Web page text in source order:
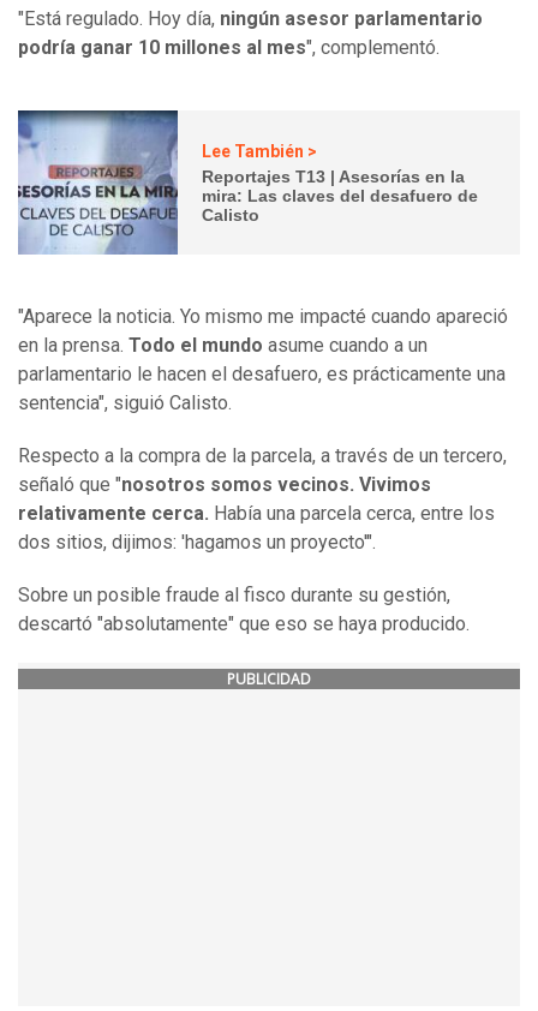
"Está regulado. Hoy día, ningún asesor parlamentario
podría ganar 10 millones al mes", complementó.
Lee También >
Reportajes T13 | Asesorías en la
mira: Las claves del desafuero de
Calisto
"Aparece la noticia. Yo mismo me impacté cuando apareció
en la prensa. Todo el mundo asume cuando a un
parlamentario le hacen el desafuero, es prácticamente una
sentencia", siguió Calisto.
Respecto a la compra de la parcela, a través de un tercero,
señaló que "nosotros somos vecinos. Vivimos
relativamente cerca. Había una parcela cerca, entre los
dos sitios, dijimos: 'hagamos un proyecto'".
Sobre un posible fraude al fisco durante su gestión,
descartó "absolutamente" que eso se haya producido.
PUBLICIDAD